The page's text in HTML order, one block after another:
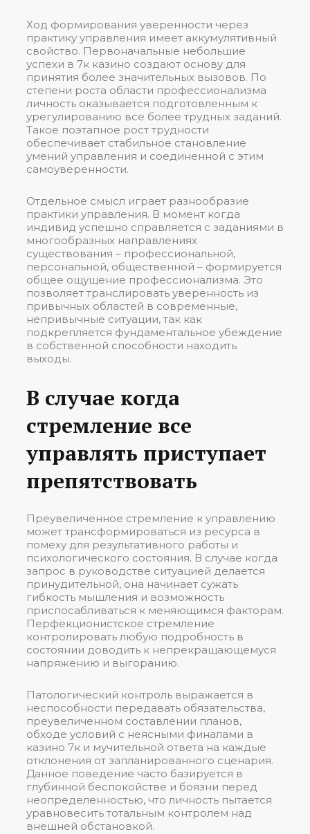
Ход формирования уверенности через
практику управления имеет аккумулятивный
свойство. Первоначальные небольшие
успехи в 7к казино создают основу для
принятия более значительных вызовов. По
степени роста области профессионализма
личность оказывается подготовленным к
урегулированию все более трудных заданий.
Такое поэтапное рост трудности
обеспечивает стабильное становление
умений управления и соединенной с этим
самоуверенности.
Отдельное смысл играет разнообразие
практики управления. В момент когда
индивид успешно справляется с заданиями в
многообразных направлениях
существования – профессиональной,
персональной, общественной – формируется
общее ощущение профессионализма. Это
позволяет транслировать уверенность из
привычных областей в современные,
непривычные ситуации, так как
подкрепляется фундаментальное убеждение
в собственной способности находить
выходы.
В случае когда
стремление все
управлять приступает
препятствовать
Преувеличенное стремление к управлению
может трансформироваться из ресурса в
помеху для результативного работы и
психологического состояния. В случае когда
запрос в руководстве ситуацией делается
принудительной, она начинает сужать
гибкость мышления и возможность
приспосабливаться к меняющимся факторам.
Перфекционистское стремление
контролировать любую подробность в
состоянии доводить к непрекращающемуся
напряжению и выгоранию.
Патологический контроль выражается в
неспособности передавать обязательства,
преувеличенном составлении планов,
обходе условий с неясными финалами в
казино 7к и мучительной ответа на каждые
отклонения от запланированного сценария.
Данное поведение часто базируется в
глубинной беспокойстве и боязни перед
неопределенностью, что личность пытается
уравновесить тотальным контролем над
внешней обстановкой.